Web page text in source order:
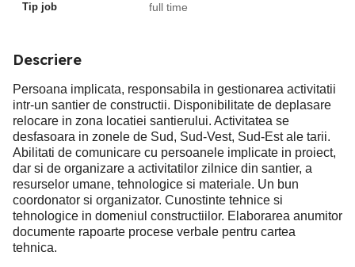
Tip job full time
Descriere
Persoana implicata, responsabila in gestionarea activitatii
intr-un santier de constructii. Disponibilitate de deplasare
relocare in zona locatiei santierului. Activitatea se
desfasoara in zonele de Sud, Sud-Vest, Sud-Est ale tarii.
Abilitati de comunicare cu persoanele implicate in proiect,
dar si de organizare a activitatilor zilnice din santier, a
resurselor umane, tehnologice si materiale. Un bun
coordonator si organizator. Cunostinte tehnice si
tehnologice in domeniul constructiilor. Elaborarea anumitor
documente rapoarte procese verbale pentru cartea
tehnica.